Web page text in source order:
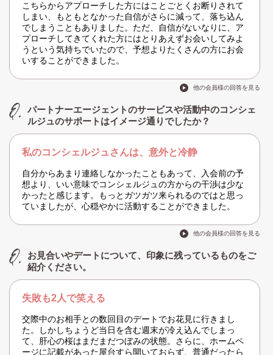
こちらからアプローチした方にはことごとくお断りされて
しまい、もともとなかった自信がさらに減って、落ち込ん
でしまうこともありました。ただ、自信がないなりに、ア
プローチしてきてくれた方にはとりあえずお会いしてみよ
うという気持ちでいたので、予想よりたくさんの方にお会
いすることができました。
他の会員様の回答を見る
パートナーエージェントのサービスや活動中のコンシェ
ルジュのサポートはイメージ通りでしたか？
私のコンシェルジュさんは、意外と冷静
自分からあまり連絡しなかったこともあって、入会前の予
想より、いい意味でコンシェルジュの方からの干渉は少な
かったと感じます。もっとガツガツ来られるのではと思っ
ていましたが、心穏やかに活動することができました。
他の会員様の回答を見る
お見合いやデートについて、印象に残っているものをご
紹介ください。
失敗も2人で笑える
交際中のお相手との数回目のデートでお花見に行きまし
た。しかしちょうど当日を含む週末が冷え込んでしまっ
て、肝心の桜はまだまだつぼみの状態。さらに、ホームペ
ージに記載があった屋台すら開いておらず、普通だったら